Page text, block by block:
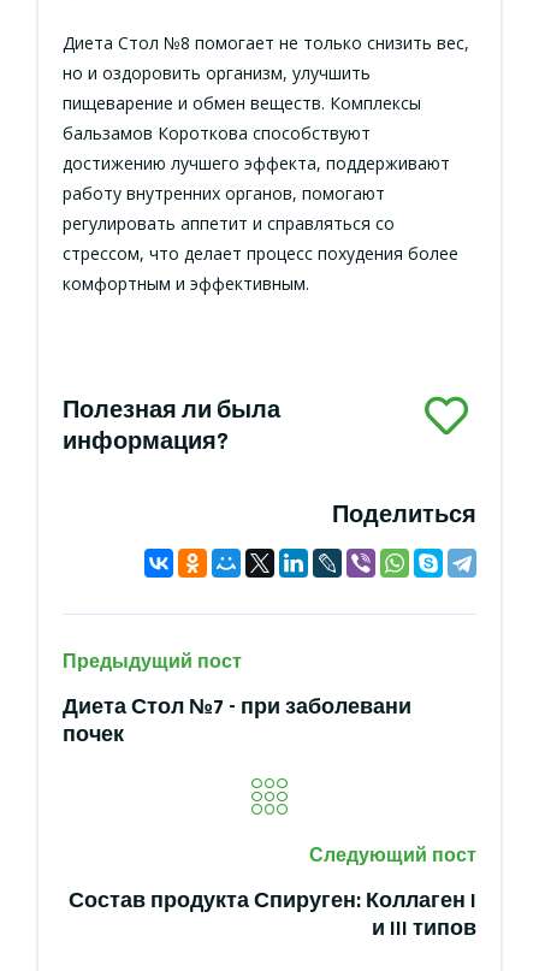
Диета Стол №8 помогает не только снизить вес,
но и оздоровить организм, улучшить
пищеварение и обмен веществ. Комплексы
бальзамов Короткова способствуют
достижению лучшего эффекта, поддерживают
работу внутренних органов, помогают
регулировать аппетит и справляться со
стрессом, что делает процесс похудения более
комфортным и эффективным.
Полезная ли была
информация?
Поделиться
Предыдущий пост
Диета Стол №7 - при заболевани
почек
Следующий пост
Состав продукта Спируген: Коллаген I
и III типов